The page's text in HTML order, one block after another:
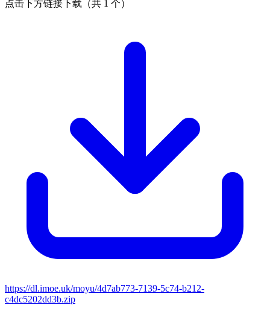
点击下方链接下载（共 1 个）
https://dl.imoe.uk/moyu/4d7ab773-7139-5c74-b212-
c4dc5202dd3b.zip